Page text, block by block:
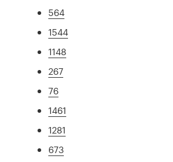
564
1544
1148
267
76
1461
1281
673